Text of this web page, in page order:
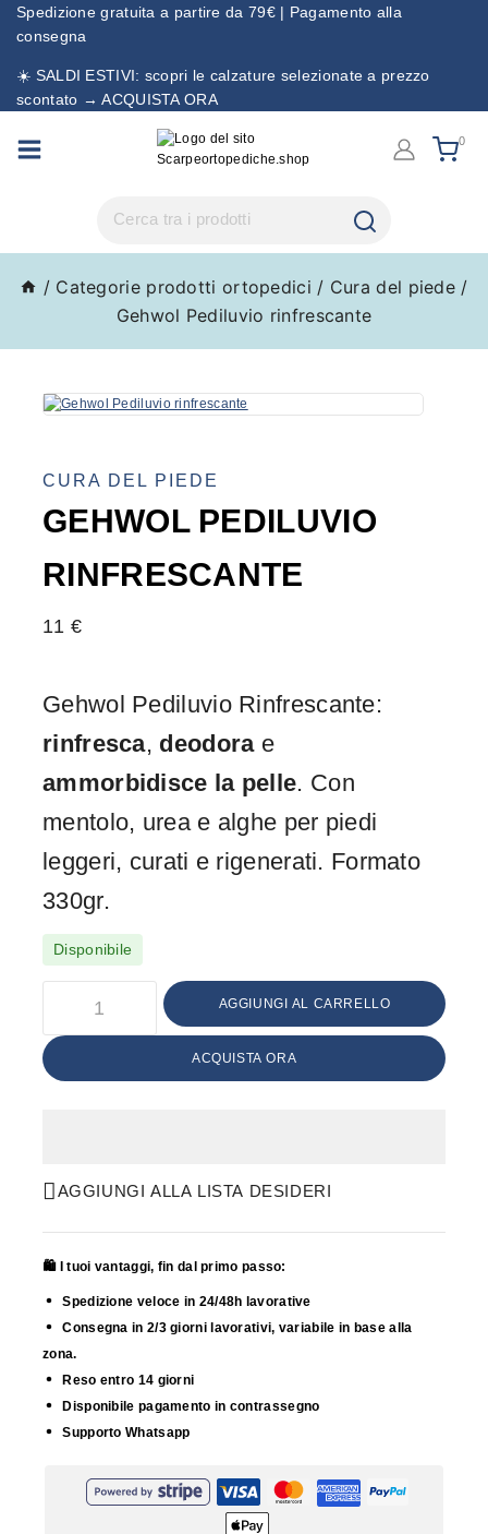
Spedizione gratuita a partire da 79€ | Pagamento alla
consegna
☀️ SALDI ESTIVI: scopri le calzature selezionate a prezzo
scontato → ACQUISTA ORA
0
/ Categorie prodotti ortopedici / Cura del piede /
Gehwol Pediluvio rinfrescante
CURA DEL PIEDE
GEHWOL PEDILUVIO
RINFRESCANTE
11 €
Gehwol Pediluvio Rinfrescante:
rinfresca, deodorae
ammorbidisce la pelle. Con
mentolo, urea e alghe per piedi
leggeri, curati e rigenerati. Formato
330gr.
Disponibile
AGGIUNGI AL CARRELLO
ACQUISTA ORA
AGGIUNGI ALLA LISTA DESIDERI
🛍️ I tuoi vantaggi, fin dal primo passo:
Spedizione veloce in 24/48h lavorative
Consegna in 2/3 giorni lavorativi, variabile in base alla
zona.
Reso entro 14 giorni
Disponibile pagamento in contrassegno
Supporto Whatsapp